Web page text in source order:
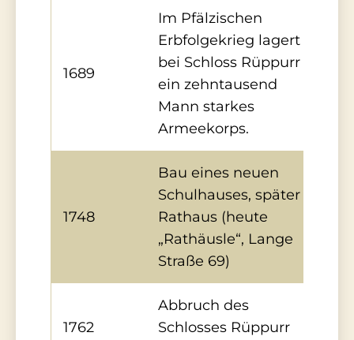
1689
Im Pfälzischen
Erbfolgekrieg lagert
bei Schloss Rüppurr
ein zehntausend
Mann starkes
Armeekorps.
1748
Bau eines neuen
Schulhauses, später
Rathaus (heute
„Rathäusle“, Lange
Straße 69)
1762
Abbruch des
Schlosses Rüppurr